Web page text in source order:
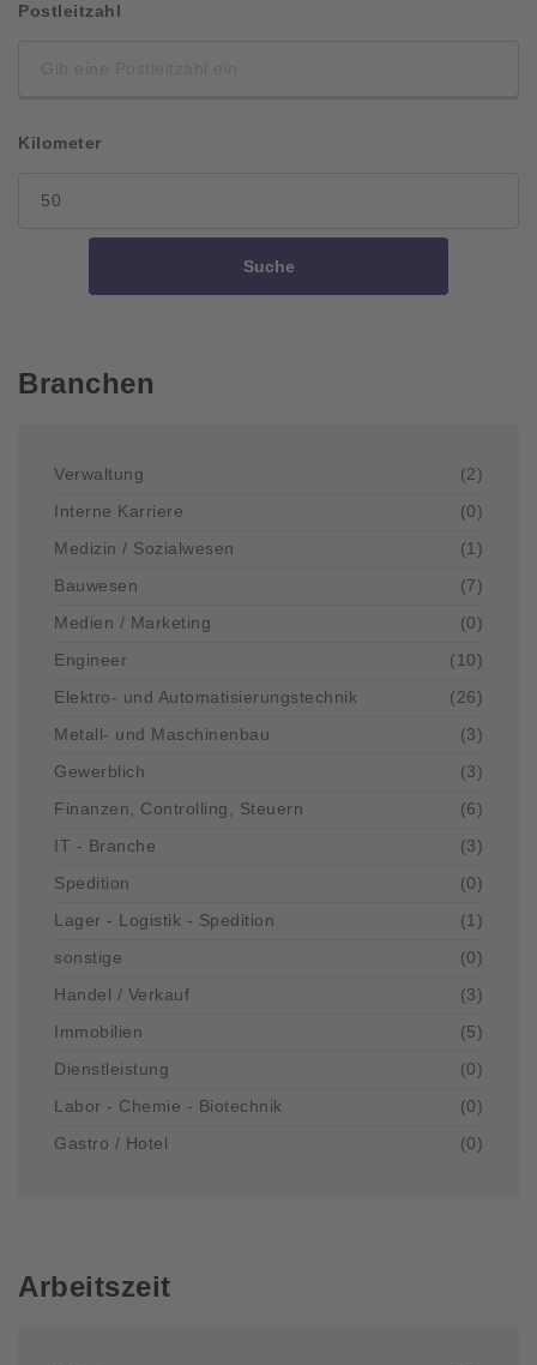
Postleitzahl
Kilometer
Suche
Branchen
Verwaltung
(2)
Interne Karriere
(0)
Medizin / Sozialwesen
(1)
Bauwesen
(7)
Medien / Marketing
(0)
Engineer
(10)
Elektro- und Automatisierungstechnik
(26)
Metall- und Maschinenbau
(3)
Gewerblich
(3)
Finanzen, Controlling, Steuern
(6)
IT - Branche
(3)
Spedition
(0)
Lager - Logistik - Spedition
(1)
sonstige
(0)
Handel / Verkauf
(3)
Immobilien
(5)
Dienstleistung
(0)
Labor - Chemie - Biotechnik
(0)
Gastro / Hotel
(0)
Arbeitszeit